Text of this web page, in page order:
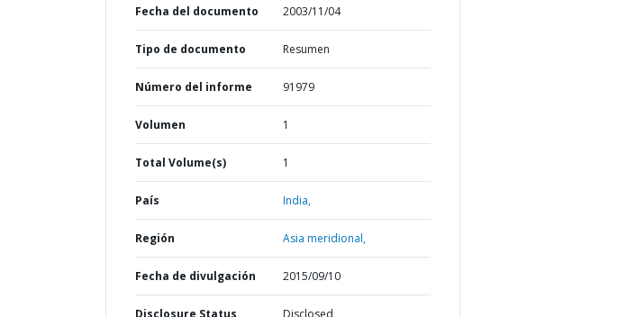
Fecha del documento 2003/11/04
Tipo de documento Resumen
Número del informe 91979
Volumen 1
Total Volume(s) 1
País India,
Región Asia meridional,
Fecha de divulgación 2015/09/10
Disclosure Status Disclosed